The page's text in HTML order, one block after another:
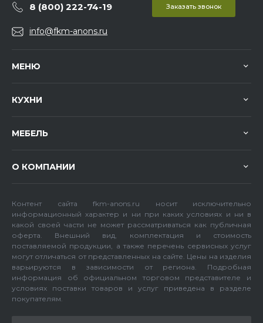
8 (800) 222-74-19 Заказать звонок
info@fkm-anons.ru
МЕНЮ
КУХНИ
МЕБЕЛЬ
О КОМПАНИИ
Контент сайта fkm-anons.ru носит исключительно
информационный характер и ни при каких условиях и ни в
какой своей части не может рассматриваться как публичная
оферта. Внешний вид, комплектация и стоимость
поставляемой продукции, а также перечень сервисных услуг
могут отличаться от представленных на сайте. Цены на изделия
варьируются в зависимости от региона. Подробная
информация об официальном торговом представителе и
условиях поставки товаров и услуг приведена в разделе
покупателям.